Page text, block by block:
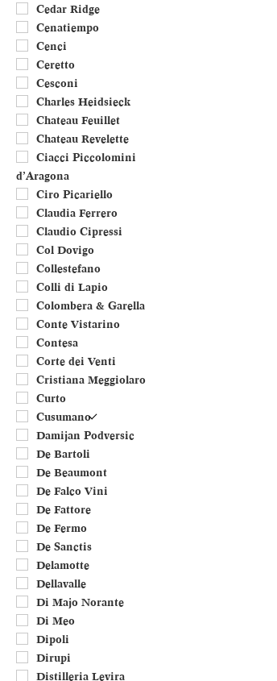
Cedar Ridge
Cenatiempo
Cenci
Ceretto
Cesconi
Charles Heidsieck
Chateau Feuillet
Chateau Revelette
Ciacci Piccolomini
d’Aragona
Ciro Picariello
Claudia Ferrero
Claudio Cipressi
Col Dovigo
Collestefano
Colli di Lapio
Colombera & Garella
Conte Vistarino
Contesa
Corte dei Venti
Cristiana Meggiolaro
Curto
Cusumano
Damijan Podversic
De Bartoli
De Beaumont
De Falco Vini
De Fattore
De Fermo
De Sanctis
Delamotte
Dellavalle
Di Majo Norante
Di Meo
Dipoli
Dirupi
Distilleria Levira